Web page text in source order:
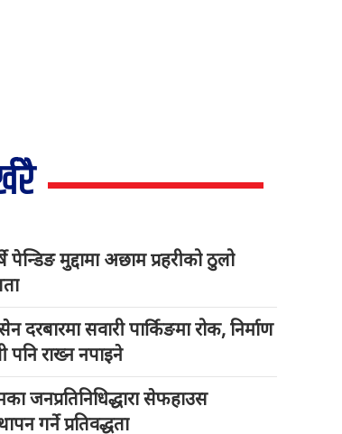
पेन्डिङ मुद्दामा अछाम प्रहरीको ठुलो
दरबारमा सवारी पार्किङमा रोक, निर्माण
पनि राख्न नपाइने
जनप्रतिनिधिद्धारा सेफहाउस
गर्ने प्रतिवद्धता